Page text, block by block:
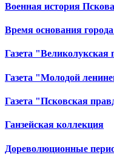
Военная история Пскова
Время основания
Газета "Великолукская
Газета "Молодой
Газета "Псковская
Ганзейская коллекция
Дореволюционные